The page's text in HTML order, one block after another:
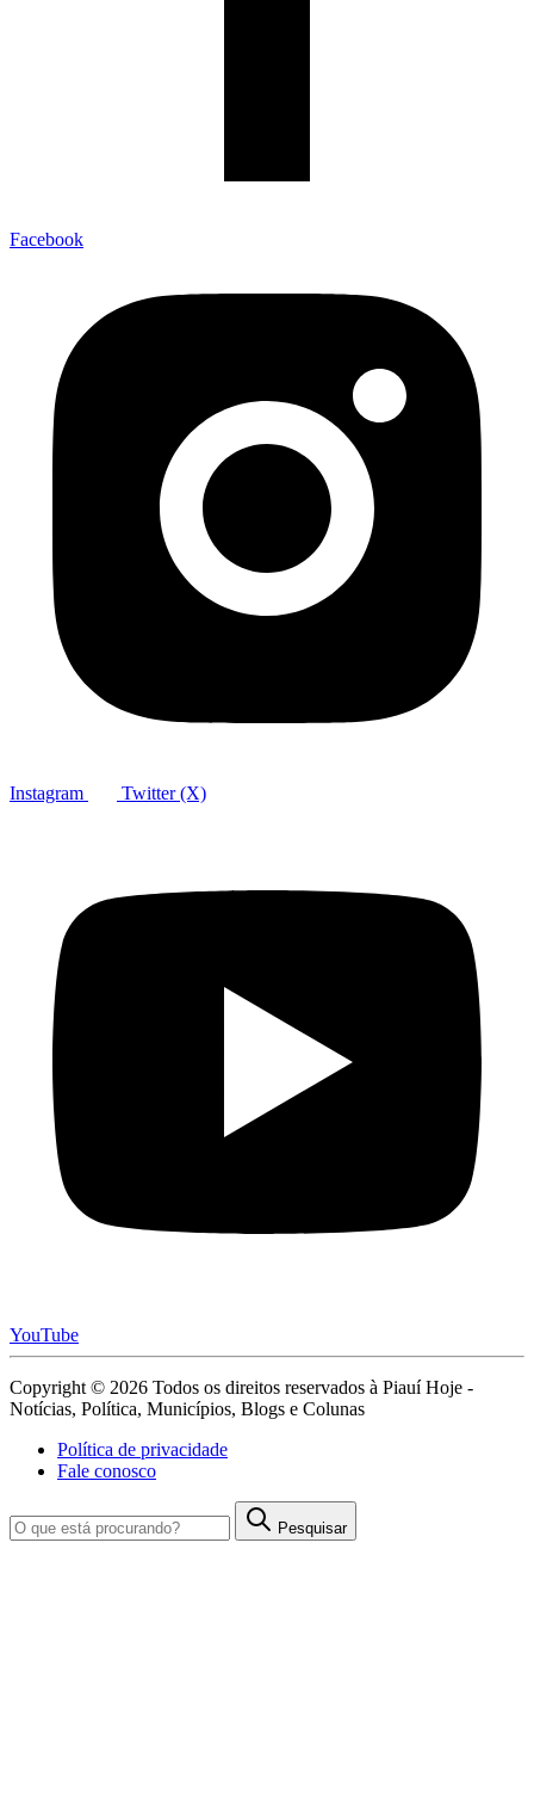
Facebook
Instagram Twitter (X)
YouTube
Copyright © 2026 Todos os direitos reservados à Piauí Hoje -
Notícias, Política, Municípios, Blogs e Colunas
Política de privacidade
Fale conosco
Pesquisar